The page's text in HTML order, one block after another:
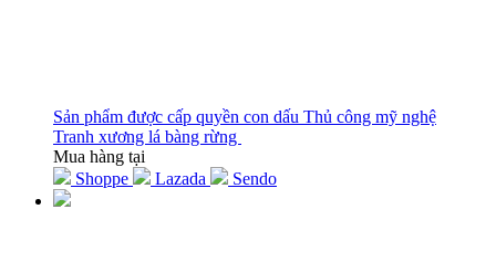
Sản phẩm được cấp quyền con dấu Thủ công mỹ nghệ
Tranh xương lá bàng rừng
Mua hàng tại
Shoppe
Lazada Sendo